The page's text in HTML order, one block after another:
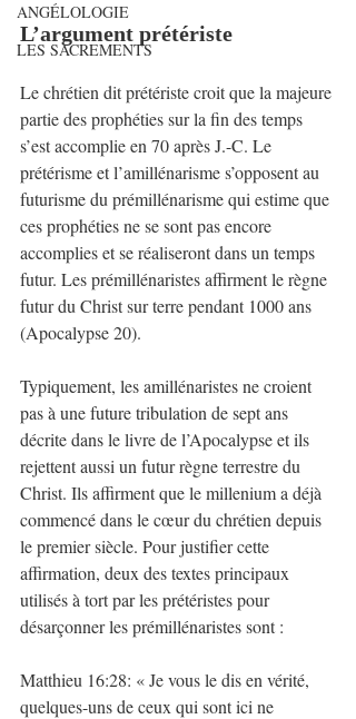
ANGÉLOLOGIE
LES SACREMENTS
L’argument prétériste
Le chrétien dit prétériste croit que la majeure
partie des prophéties sur la fin des temps
s’est accomplie en 70 après J.-C. Le
prétérisme et l’amillénarisme s’opposent au
futurisme du prémillénarisme qui estime que
ces prophéties ne se sont pas encore
accomplies et se réaliseront dans un temps
futur. Les prémillénaristes affirment le règne
futur du Christ sur terre pendant 1000 ans
(Apocalypse 20).
Typiquement, les amillénaristes ne croient
pas à une future tribulation de sept ans
décrite dans le livre de l’Apocalypse et ils
rejettent aussi un futur règne terrestre du
Christ. Ils affirment que le millenium a déjà
commencé dans le cœur du chrétien depuis
le premier siècle. Pour justifier cette
affirmation, deux des textes principaux
utilisés à tort par les prétéristes pour
désarçonner les prémillénaristes sont :
Matthieu 16:28: « Je vous le dis en vérité,
quelques-uns de ceux qui sont ici ne